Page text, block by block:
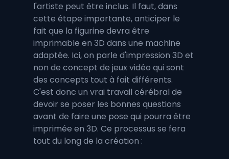
l'artiste peut être inclus. Il faut, dans
cette étape importante, anticiper le
fait que la figurine devra être
imprimable en 3D dans une machine
adaptée. Ici, on parle d'impression 3D et
non de concept de jeux vidéo qui sont
des concepts tout à fait différents.
C'est donc un vrai travail cérébral de
devoir se poser les bonnes questions
avant de faire une pose qui pourra être
imprimée en 3D. Ce processus se fera
tout du long de la création :